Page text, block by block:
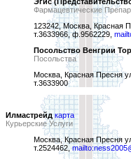
Фармацевтические
123242, Москва, Красная
т.3633966, ф.9562229,
Посольство Венгрии
Посольства
Москва, Красная Пресня
т.3633900
Илмастрейд карта
Курьерские Услуги
Москва, Красная Пресня
т.2524462,